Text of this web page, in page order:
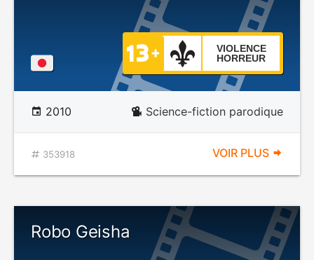
VIOLENCE
HORREUR
2010 Science-fiction parodique
353918 VOIR PLUS
Robo Geisha